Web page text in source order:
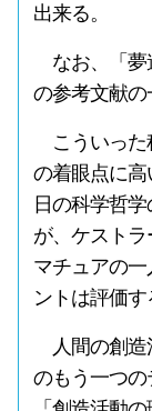
出来る。
なお、「夢
の参考文献の
こういった
の着眼点に
日の科学哲
が、ケスト
マチュアの
ントは評価す
人間の創造
のもう一つ